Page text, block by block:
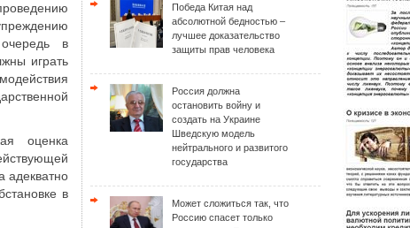
в
играть
оценка
адекватно
в
Победа Китая над
абсолютной бедностью –
лучшее доказательство
защиты прав человека
Россия должна
остановить войну и
создать на Украине
Шведскую модель
нейтрального и развитого
государства
Может сложиться так, что
Россию спасет только